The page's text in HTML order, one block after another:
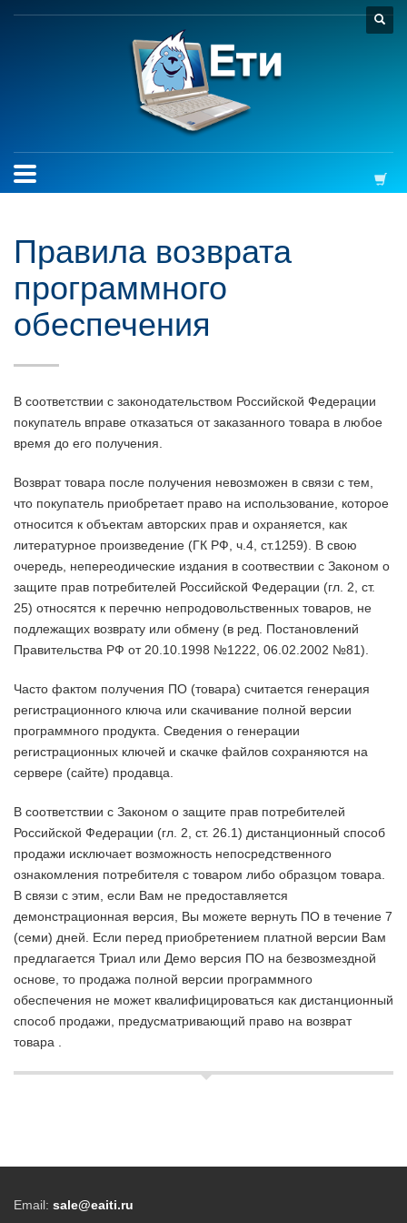
Правила возврата
программного
обеспечения
В соответствии с законодательством Российской Федерации
покупатель вправе отказаться от заказанного товара в любое
время до его получения.
Возврат товара после получения невозможен в связи с тем,
что покупатель приобретает право на использование, которое
относится к объектам авторских прав и охраняется, как
литературное произведение (ГК РФ, ч.4, ст.1259). В свою
очередь, непереодические издания в соотвествии с Законом о
защите прав потребителей Российской Федерации (гл. 2, ст.
25) относятся к перечню непродовольственных товаров, не
подлежащих возврату или обмену (в ред. Постановлений
Правительства РФ от 20.10.1998 №1222, 06.02.2002 №81).
Часто фактом получения ПО (товара) считается генерация
регистрационного ключа или скачивание полной версии
программного продукта. Сведения о генерации
регистрационных ключей и скачке файлов сохраняются на
сервере (сайте) продавца.
В соответствии с Законом о защите прав потребителей
Российской Федерации (гл. 2, ст. 26.1) дистанционный способ
продажи исключает возможность непосредственного
ознакомления потребителя с товаром либо образцом товара.
В связи с этим, если Вам не предоставляется
демонстрационная версия, Вы можете вернуть ПО в течение 7
(семи) дней. Если перед приобретением платной версии Вам
предлагается Триал или Демо версия ПО на безвозмездной
основе, то продажа полной версии программного
обеспечения не может квалифицироваться как дистанционный
способ продажи, предусматривающий право на возврат
товара .
Email: sale@eaiti.ru